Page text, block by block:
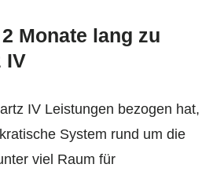
Monate lang zu
IV
IV Leistungen bezogen hat,
System rund um die
viel Raum für